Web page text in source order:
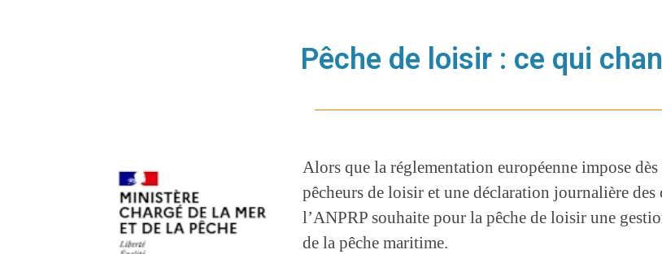
Pêche de loisir : ce qui
Alors que la réglementation européenne impose dès
pêcheurs de loisir et une déclaration journalière des
l’ANPRP souhaite pour la pêche de loisir une
de la pêche maritime.